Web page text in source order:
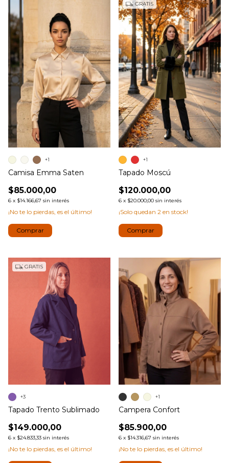
Camisa Emma Saten
$85.000,00
6 x $14.166,67 sin interés
¡No te lo pierdas, es el último!
+1
Comprar
GRATIS
Tapado Moscú
$120.000,00
6 x $20.000,00 sin interés
¡Solo quedan 2 en stock!
+1
Comprar
GRATIS
Tapado Trento Sublimado
$149.000,00
6 x $24.833,33 sin interés
¡No te lo pierdas, es el último!
+3
Campera Confort
$85.900,00
6 x $14.316,67 sin interés
¡No te lo pierdas, es el último!
+1